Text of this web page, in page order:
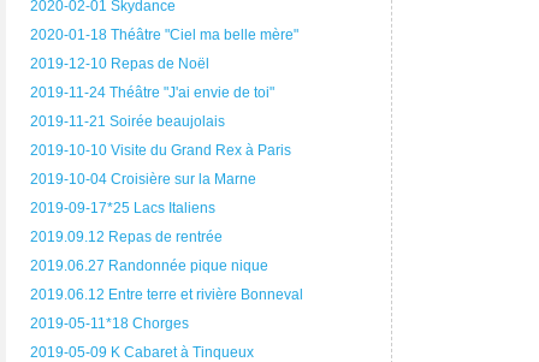
2020-02-01 Skydance
2020-01-18 Théâtre "Ciel ma belle mère"
2019-12-10 Repas de Noël
2019-11-24 Théâtre "J'ai envie de toi"
2019-11-21 Soirée beaujolais
2019-10-10 Visite du Grand Rex à Paris
2019-10-04 Croisière sur la Marne
2019-09-17*25 Lacs Italiens
2019.09.12 Repas de rentrée
2019.06.27 Randonnée pique nique
2019.06.12 Entre terre et rivière Bonneval
2019-05-11*18 Chorges
2019-05-09 K Cabaret à Tinqueux